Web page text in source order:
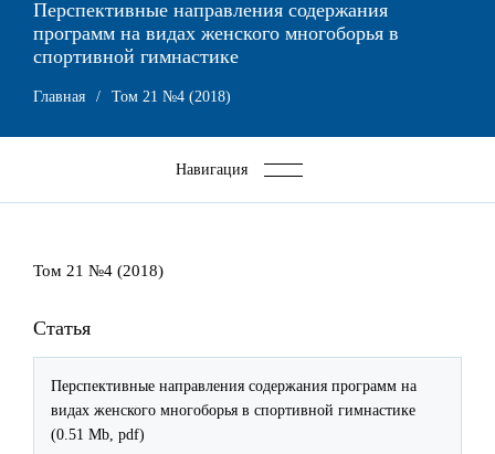
Перспективные направления содержания
программ на видах женского многоборья в
спортивной гимнастике
Строка
навигации
Главная Том 21 №4 (2018)
Навигация
Том 21 №4 (2018)
Статья
Перспективные направления содержания программ на
видах женского многоборья в спортивной гимнастике
(0.51 Mb, pdf)